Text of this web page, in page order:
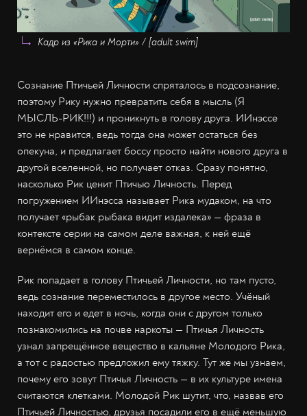
Кадр из «Рика и Морти» / [adult swim]
Сознание Птичьей Личности спряталось в подсознание,
поэтому Рику нужно превратить себя в мысль (Я
МЫСЛЬ-РИК!!!) и проникнуть в голову друга. ИИнэссе
это не нравится, ведь тогда она может остаться без
опекуна, и предлагает боссу просто найти нового друга в
другой вселенной, но получает отказ. Сразу понятно,
насколько Рик ценит Птичью Личность. Перед
погружением ИИнэсса называет Рика мудаком, на что
получает «рыбак рыбака видит издалека» — фраза в
контексте серии на самом деле важная, к ней ещё
вернёмся в самом конце.
Рик попадает в голову Птичьей Личности, но там пусто,
ведь сознание переместилось в другое место. Учёный
находит его и едет в ночь, когда они с другом только
познакомились на почве наркоты — Птичья Личность
узнал запрещённое вещество в кальяне Молодого Рика,
а тот с радостью предложил ему тяжку. Тут же мы узнаем,
почему его зовут Птичья Личность — в их культуре имена
считаются клетками. Молодой Рик шутит, что, назвав его
Птичьей Личностью, друзья посадили его в ещё меньшую